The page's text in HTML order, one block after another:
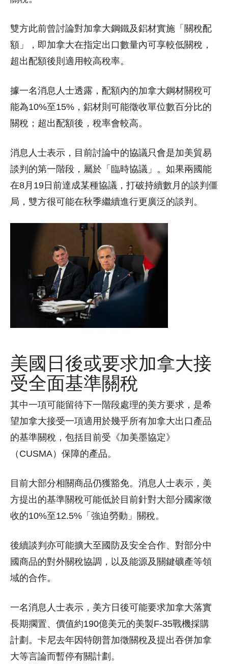
雙方此前曾討論對加拿大鋼鐵及鋁材實施「關稅配
額」，即加拿大在指定出口數量內可享較低關稅，
超出配額後則適用較高稅率。
據一名消息人士透露，配額內的加拿大鋼材關稅可
能為10%至15%，鋁材則可能徵收單位數百分比的
關稅；超出配額後，稅率會較高。
消息人士表示，目前討論中的協議只會是加美貿易
談判的第一階段，屬於「臨時協議」。如果兩國能
在8月19日前達成某種協議，打破持續數月的談判僵
局，雙方很可能在秋季繼續進行更廣泛的談判。
美國日後或要求加拿大接
受全面基準關稅
其中一項可能留待下一階段處理的美方要求，是希
望加拿大接受一項適用於幾乎所有加拿大出口產品
的基準關稅，包括目前受《加美墨協定》
（CUSMA）保障的產品。
目前大部分相關商品仍獲豁免。消息人士表示，美
方提出的基準關稅可能低於目前針對大部分國家徵
收的10%至12.5%「強迫勞動」關稅。
後續談判亦可能擴大至國防及安全合作、對部分中
國商品的對外關稅協調，以及能源及關鍵礦產等領
域的合作。
一名消息人士表示，美方日後可能要求加拿大落實
長期擱置、價值約190億美元的美製F-35戰機採購
計劃。卡尼去年因特朗普加徵關稅及提出吞併加拿
大等言論而暫停有關計劃。